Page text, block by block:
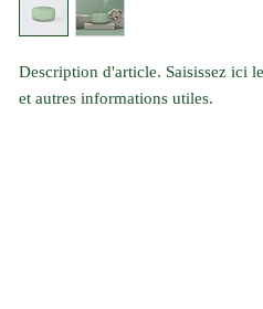
Description d'article. Saisissez ici
et autres informations utiles.